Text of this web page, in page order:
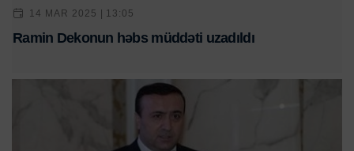
14 MAR 2025 | 13:05
Ramin Dekonun həbs müddəti uzadıldı